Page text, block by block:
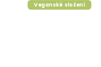
Veganské složení